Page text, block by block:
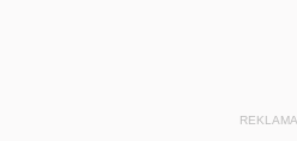
REKLAMA